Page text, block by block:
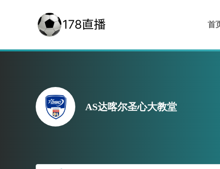
首
AS达喀尔圣心大教堂